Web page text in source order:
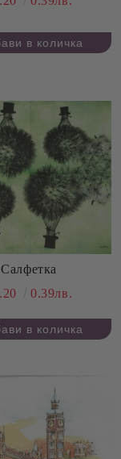
Салфетка
0.39лв.